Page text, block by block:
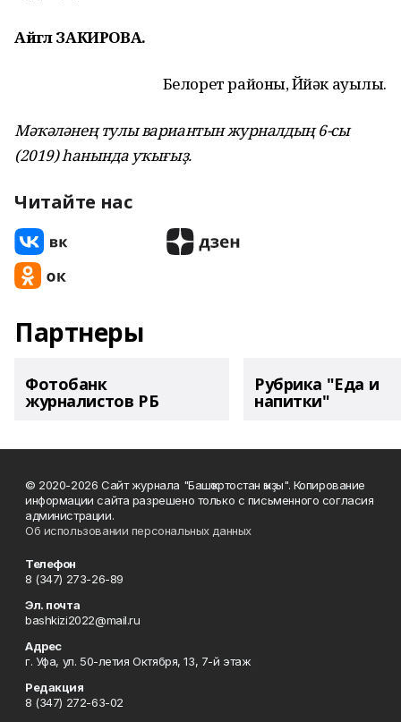
Айгөл ЗАКИРОВА.
Белорет районы, Йөйәк ауылы.
Мәҡәләнең тулы вариантын журналдың 6-сы
(2019) һанында уҡығыҙ.
Читайте нас
Партнеры
Фотобанк
журналистов РБ
Рубрика "Еда и
напитки"
© 2020-2026 Сайт журнала "Башҡортостан ҡыҙы". Копирование
информации сайта разрешено только с письменного согласия
администрации.
Об использовании персональных данных
Телефон
8 (347) 273-26-89
Эл. почта
bashkizi2022@mail.ru
Адрес
г. Уфа, ул. 50-летия Октября, 13, 7-й этаж
Редакция
8 (347) 272-63-02